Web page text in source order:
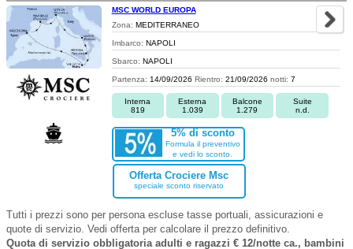
MSC WORLD EUROPA
Zona: MEDITERRANEO
Imbarco: NAPOLI
Sbarco: NAPOLI
Partenza: 14/09/2026 Rientro: 21/09/2026 notti: 7
Interna
819
Esterna
1.039
Balcone
1.279
Suite
n.d.
5% di sconto
Formula il preventivo
e vedi lo sconto.
Offerta Crociere Msc
speciale sconto riservato
Tutti i prezzi sono per persona escluse tasse portuali, assicurazioni e
quote di servizio. Vedi offerta per calcolare il prezzo definitivo.
Quota di servizio obbligatoria adulti e ragazzi € 12/notte ca., bambini